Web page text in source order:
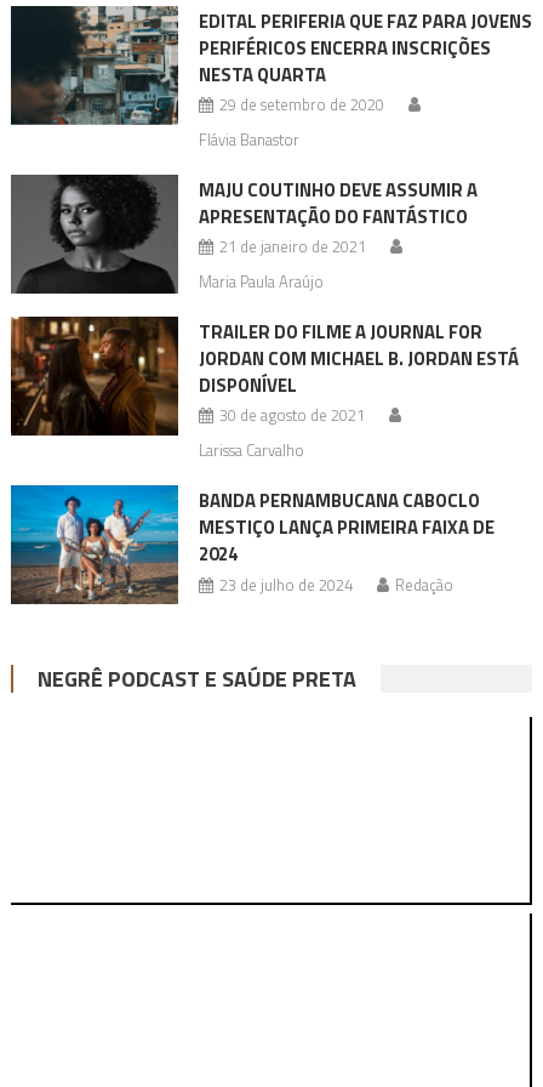
EDITAL PERIFERIA QUE FAZ PARA JOVENS
PERIFÉRICOS ENCERRA INSCRIÇÕES
NESTA QUARTA
29 de setembro de 2020
Flávia Banastor
MAJU COUTINHO DEVE ASSUMIR A
APRESENTAÇÃO DO FANTÁSTICO
21 de janeiro de 2021
Maria Paula Araújo
TRAILER DO FILME A JOURNAL FOR
JORDAN COM MICHAEL B. JORDAN ESTÁ
DISPONÍVEL
30 de agosto de 2021
Larissa Carvalho
BANDA PERNAMBUCANA CABOCLO
MESTIÇO LANÇA PRIMEIRA FAIXA DE
2024
23 de julho de 2024 Redação
NEGRÊ PODCAST E SAÚDE PRETA